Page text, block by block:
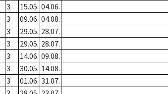
3 15.05. 04.06.
3 09.06. 04.08.
3 29.05. 28.07.
3 29.05. 28.07.
3 14.06. 09.08.
3 30.05. 14.08.
3 01.06. 31.07.